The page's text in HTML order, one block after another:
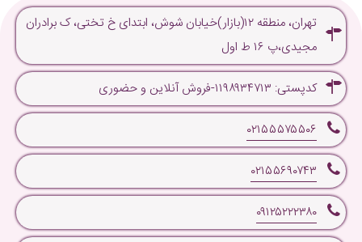
تهران، منطقه ۱۲(بازار)خیابان شوش، ابتدای خ تختی، ک برادران
مجیدی،پ ۱۶ ط اول
کدپستی: ۱۱۹۸۹۳۴۷۱۳-فروش آنلاین و حضوری
۰۲۱۵۵۵۷۵۵۰۶
۰۲۱۵۵۶۹۰۷۴۳
۰۹۱۲۵۲۲۲۳۸۰